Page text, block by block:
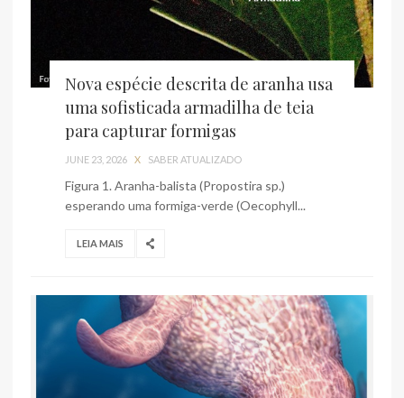
Nova espécie descrita de aranha usa
uma sofisticada armadilha de teia
para capturar formigas
JUNE 23, 2026 X SABER ATUALIZADO
Figura 1. Aranha-balista (Propostira sp.)
esperando uma formiga-verde (Oecophyll...
LEIA MAIS